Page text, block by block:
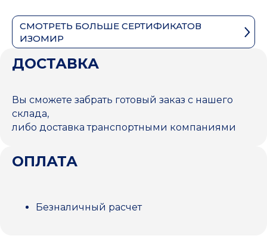
СМОТРЕТЬ БОЛЬШЕ СЕРТИФИКАТОВ
ИЗОМИР
ДОСТАВКА
Вы сможете забрать готовый заказ с нашего
склада,
либо доставка транспортными компаниями
ОПЛАТА
Безналичный расчет